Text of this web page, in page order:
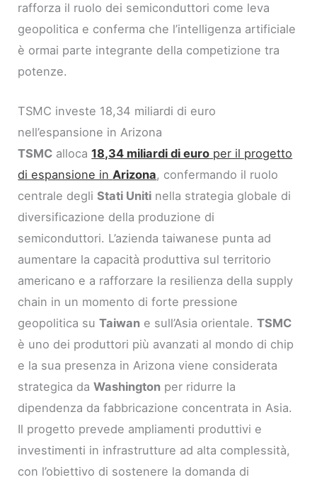
rafforza il ruolo dei semiconduttori come leva
geopolitica e conferma che l’intelligenza artificiale
è ormai parte integrante della competizione tra
potenze.
TSMC investe 18,34 miliardi di euro
nell’espansione in Arizona
TSMC alloca18,34 miliardi di euro per il progetto
di espansione inArizona, confermando il ruolo
centrale degliStati Uniti nella strategia globale di
diversificazione della produzione di
semiconduttori. L’azienda taiwanese punta ad
aumentare la capacità produttiva sul territorio
americano e a rafforzare la resilienza della supply
chain in un momento di forte pressione
geopolitica suTaiwan e sull’Asia orientale.TSMC
è uno dei produttori più avanzati al mondo di chip
e la sua presenza in Arizona viene considerata
strategica daWashington per ridurre la
dipendenza da fabbricazione concentrata in Asia.
Il progetto prevede ampliamenti produttivi e
investimenti in infrastrutture ad alta complessità,
con l’obiettivo di sostenere la domanda di